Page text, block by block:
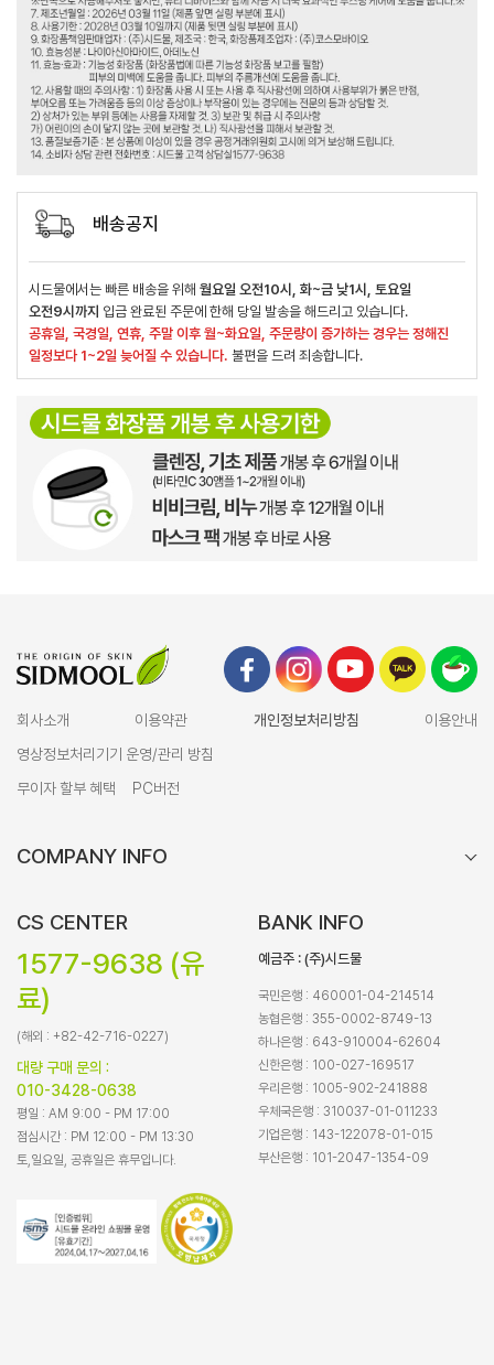
배송공지
시드물에서는 빠른 배송을 위해 월요일 오전10시, 화~금 낮1시, 토요일
오전9시까지 입금 완료된 주문에 한해 당일 발송을 해드리고 있습니다.
공휴일, 국경일, 연휴, 주말 이후 월~화요일, 주문량이 증가하는 경우는 정해진
일정보다 1~2일 늦어질 수 있습니다. 불편을 드려 죄송합니다.
회사소개 이용약관 개인정보처리방침
이용안내
영상정보처리기기 운영/관리 방침
무이자 할부 혜택
PC버전
COMPANY INFO
CS CENTER
1577-9638 (유
료)
(해외 : +82-42-716-0227)
대량 구매 문의 :
010-3428-0638
평일 : AM 9:00 - PM 17:00
점심시간 : PM 12:00 - PM 13:30
토,일요일, 공휴일은 휴무입니다.
BANK INFO
예금주 : (주)시드물
국민은행 : 460001-04-214514
농협은행 : 355-0002-8749-13
하나은행 : 643-910004-62604
신한은행 : 100-027-169517
우리은행 : 1005-902-241888
우체국은행 : 310037-01-011233
기업은행 : 143-122078-01-015
부산은행 : 101-2047-1354-09